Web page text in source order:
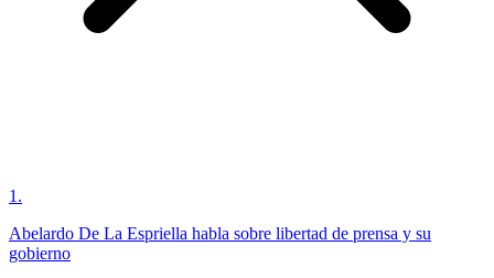
1 .
Abelardo De La Espriella habla sobre libertad de prensa y su
gobierno